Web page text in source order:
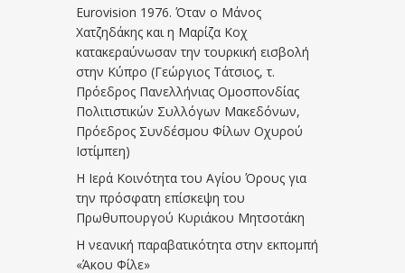
Eurovision 1976. Όταν ο Μάνος
Χατζηδάκης και η Μαρίζα Κοχ
κατακεραύνωσαν την τουρκική εισβολή
στην Κύπρο (Γεώργιος Τάτσιος, τ.
Πρόεδρος Πανελλήνιας Ομοσπονδίας
Πολιτιστικών Συλλόγων Μακεδόνων,
Πρόεδρος Συνδέσμου Φίλων Οχυρού
Ιστίμπεη)
Η Ιερά Κοινότητα του Αγίου Όρους για
την πρόσφατη επίσκεψη του
Πρωθυπουργού Κυριάκου Μητσοτάκη
Η νεανική παραβατικότητα στην εκπομπή
«Άκου Φίλε»